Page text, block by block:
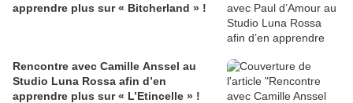
apprendre plus sur « Bitcherland » !
Rencontre avec Camille Anssel au
Studio Luna Rossa afin d’en
apprendre plus sur « L’Etincelle » !